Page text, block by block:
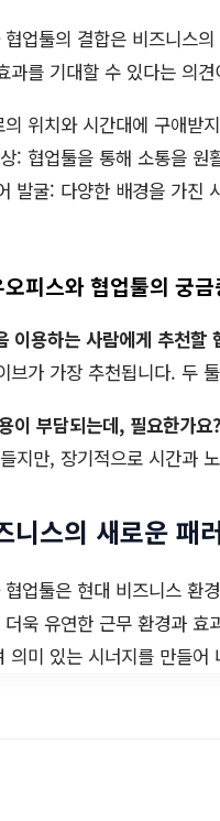
업툴의 결합은 비즈니스
과를 기대할 수 있다는 의
위치와 시간대에 구애받
: 협업툴을 통해 소통을
발굴: 다양한 배경을 가진
피스와 협업툴의 궁금
이용하는 사람에게 추천할
브가 가장 추천됩니다. 두
이 부담되는데, 필요한가요?
지만, 장기적으로 시간과
니스의 새로운 패
업툴은 현대 비즈니스 환
욱 유연한 근무 환경과
의미 있는 시너지를 만들어